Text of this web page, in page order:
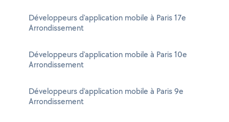
Développeurs d'application mobile à Paris 17e
Arrondissement
Développeurs d'application mobile à Paris 10e
Arrondissement
Développeurs d'application mobile à Paris 9e
Arrondissement